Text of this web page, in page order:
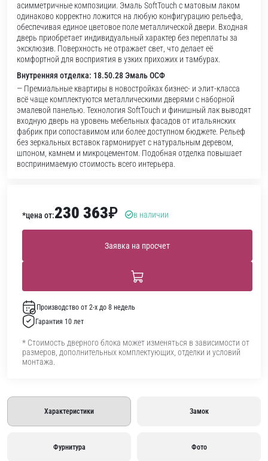
асимметричные композиции. Эмаль SoftTouch с матовым лаком
одинаково корректно ложится на любую конфигурацию рельефа,
обеспечивая единое цветовое поле металлической двери. Входная
дверь приобретает индивидуальный характер без переплаты за
эксклюзив. Поверхность не отражает свет, что делает её
комфортной для восприятия в узких прихожих и тамбурах.
Внутренняя отделка: 18.50.28 Эмаль ОСФ
— Премиальные квартиры в новостройках бизнес- и элит-класса
всё чаще комплектуются металлическими дверями с наборной
эмалевой панелью. Технология SoftTouch и финишный лак выводят
входную дверь на уровень мебельных фасадов от итальянских
фабрик при сопоставимом или более доступном бюджете. Рельеф
без зеркальных вставок гармонирует с натуральным деревом,
шпоном, камнем и микроцементом. Подобная отделка повышает
воспринимаемую стоимость всего интерьера.
*цена от:230 363₽ в наличии
Заявка на просчет
Производство от 2-х до 8 недель
Гарантия 10 лет
* Стоимость дверного блока может изменяться в зависимости от
размеров, дополнительных комплектующих, отделки и условий
монтажа.
Характеристики Замок
Фурнитура Фото